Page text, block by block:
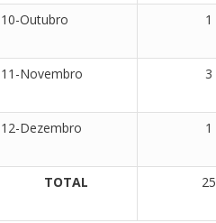
10-Outubro 1
11-Novembro 3
12-Dezembro 1
TOTAL 25